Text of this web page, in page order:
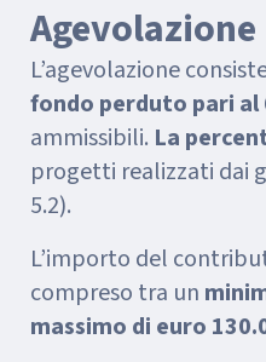
Agevolazione
L’agevolazione
fondo perduto pari al
ammissibili. La
progetti realizzati dai
5.2).
L’importo del
compreso tra un
massimo di euro